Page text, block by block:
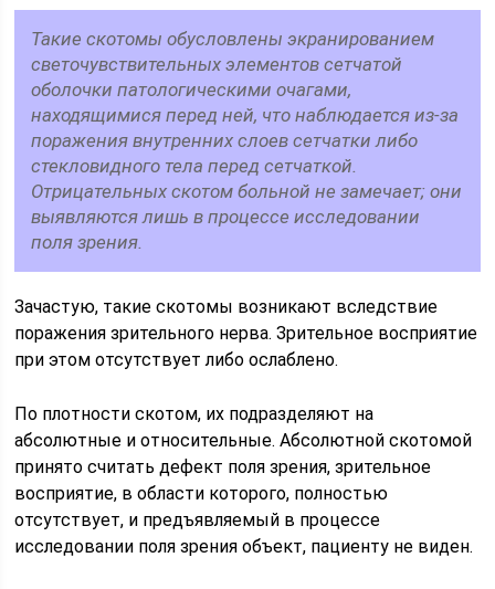
Такие скотомы обусловлены экранированием
светочувствительных элементов сетчатой
оболочки патологическими очагами,
находящимися перед ней, что наблюдается из-за
поражения внутренних слоев сетчатки либо
стекловидного тела перед сетчаткой.
Отрицательных скотом больной не замечает; они
выявляются лишь в процессе исследовании
поля зрения.
Зачастую, такие скотомы возникают вследствие
поражения зрительного нерва. Зрительное восприятие
при этом отсутствует либо ослаблено.
По плотности скотом, их подразделяют на
абсолютные и относительные. Абсолютной скотомой
принято считать дефект поля зрения, зрительное
восприятие, в области которого, полностью
отсутствует, и предъявляемый в процессе
исследовании поля зрения объект, пациенту не виден.